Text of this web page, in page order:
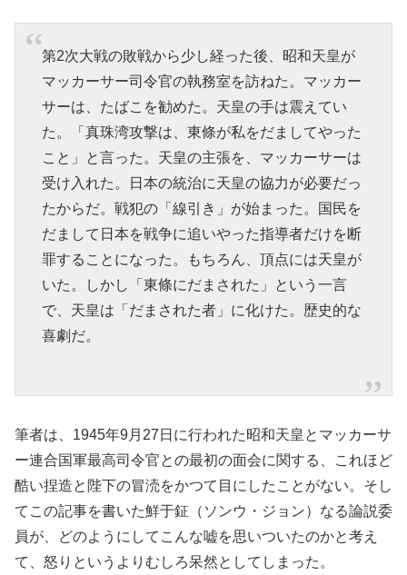
第2次大戦の敗戦から少し経った後、昭和天皇が
マッカーサー司令官の執務室を訪ねた。マッカー
サーは、たばこを勧めた。天皇の手は震えてい
た。「真珠湾攻撃は、東條が私をだましてやった
こと」と言った。天皇の主張を、マッカーサーは
受け入れた。日本の統治に天皇の協力が必要だっ
たからだ。戦犯の「線引き」が始まった。国民を
だまして日本を戦争に追いやった指導者だけを断
罪することになった。もちろん、頂点には天皇が
いた。しかし「東條にだまされた」という一言
で、天皇は「だまされた者」に化けた。歴史的な
喜劇だ。
筆者は、1945年9月27日に行われた昭和天皇とマッカーサ
ー連合国軍最高司令官との最初の面会に関する、これほど
酷い捏造と陛下の冒涜をかつて目にしたことがない。そし
てこの記事を書いた鮮于鉦（ソンウ・ジョン）なる論説委
員が、どのようにしてこんな嘘を思いついたのかと考え
て、怒りというよりむしろ呆然としてしまった。